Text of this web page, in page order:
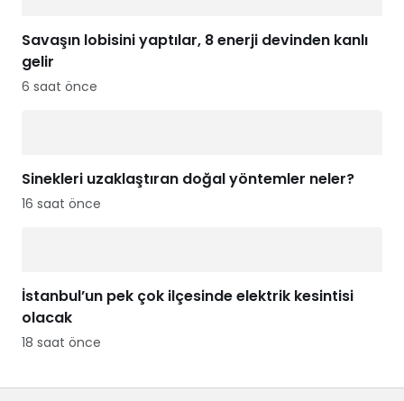
Savaşın lobisini yaptılar, 8 enerji devinden kanlı
gelir
6 saat önce
Sinekleri uzaklaştıran doğal yöntemler neler?
16 saat önce
İstanbul’un pek çok ilçesinde elektrik kesintisi
olacak
18 saat önce